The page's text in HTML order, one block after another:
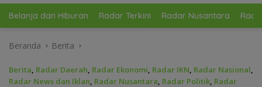
Belanja dan Hiburan Radar Terkini Radar Nusantara
Beranda Berita
Berita, Radar Daerah, Radar Ekonomi, Radar IKN, Radar Nasional,
Radar News dan Iklan, Radar Nusantara, Radar Politik, Radar